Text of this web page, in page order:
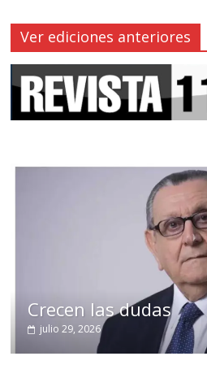
Ver ediciones anteriores
Crecen las dudas
julio 29, 2026